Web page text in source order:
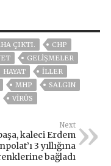
ÇIKTI.
CHP
GELIŞMELER
HAYAT
İLLER
MHP
SALGIN
VIRÜS
Next
kaleci Erdem
3 yıllığına
bağladı